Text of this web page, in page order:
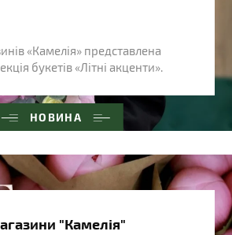
НОВИНА
«Камелія» представлена
букетів «Літні акценти».
"Камелія"